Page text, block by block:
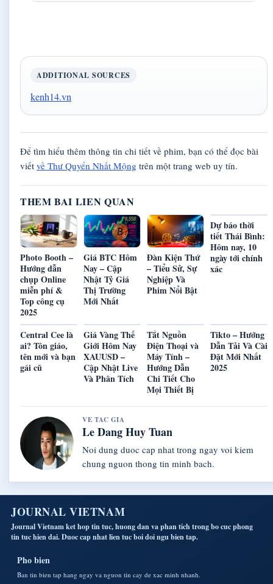
ADDITIONAL SOURCES
kenh14.vn
Để tìm hiểu thêm thông tin chi tiết về phim, bạn có thể đọc bài
viết về Thư Quyển Nhất Mộng trên một trang web uy tín.
THEM BAI LIEN QUAN
Photo Booth –
Hướng dẫn
chụp Online
miễn phí &
Top công cụ
2025
Giá BTC Hôm
Nay – Cập
Nhật Tỷ Giá
Thị Trường
Mới Nhất
Đàn Kiện Thứ
– Tiểu Sử, Sự
Nghiệp Và
Phim Nổi Bật
Dự báo thời
tiết Thái Bình:
Hôm nay, 10
ngày tới chính
xác
Central Cee là
ai? Tôn giáo,
tên mới và bạn
gái cũ
Giá Vàng Thế
Giới Hôm Nay
XAUUSD –
Cập Nhật Live
Và Phân Tích
Tắt Nguồn
Điện Thoại và
Máy Tính –
Hướng Dẫn
Chi Tiết Cho
Mọi Thiết Bị
Tikto – Hướng
Dẫn Tải Và Cài
Đặt Mới Nhất
2025
VE TAC GIA
Le Dang Huy Tuan
Noi dung duoc cap nhat trong ngay voi kiem
chung nguon thong tin minh bach.
JOURNAL VIETNAM
Journal Vietnam ket hop tin tuc, huong dan va phan tich trong bo cuc phong
tin tuc hien dai. Duoc cap nhat lien tuc boi doi ngu bien tap.
Pho bien
Ban tin bien tap hang ngay va nguon tin cay de xac minh nhanh.